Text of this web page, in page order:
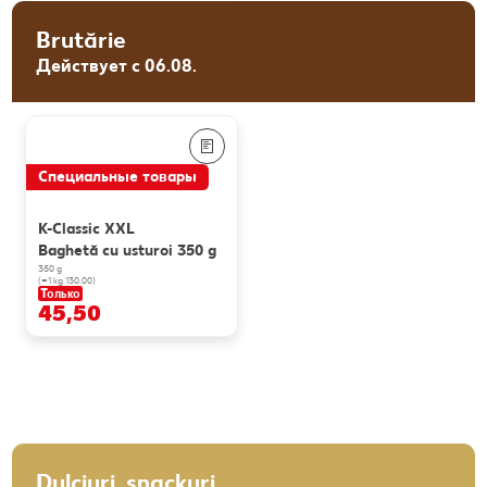
Brutărie
Действует с 06.08.
Специальные товары
K-Classic XXL
Baghetă cu usturoi 350 g
350 g
(=1 kg 130.00)
Только
45,50